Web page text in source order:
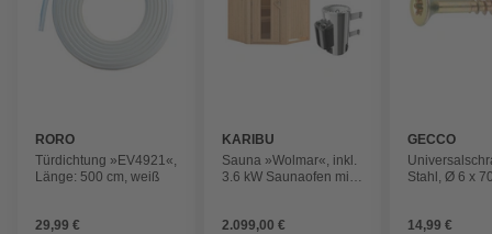
RORO
Türdichtung »EV4921«,
Länge: 500 cm, weiß
29,99 €
KARIBU
Sauna »Wolmar«, inkl.
3.6 kW Saunaofen mit
2.099,00 €
GECCO
Stahl, Ø 6 x
14,99 €